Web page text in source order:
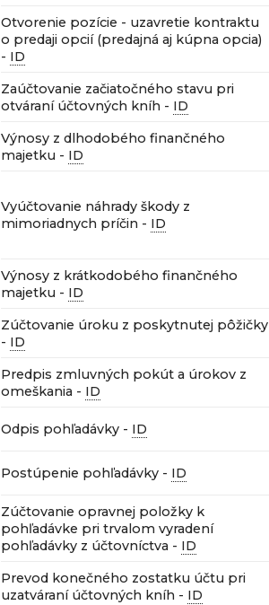
Otvorenie pozície - uzavretie kontraktu
o predaji opcií (predajná aj kúpna opcia)
- ID
Zaúčtovanie začiatočného stavu pri
otváraní účtovných kníh - ID
Výnosy z dlhodobého finančného
majetku - ID
Vyúčtovanie náhrady škody z
mimoriadnych príčin - ID
Výnosy z krátkodobého finančného
majetku - ID
Zúčtovanie úroku z poskytnutej pôžičky
- ID
Predpis zmluvných pokút a úrokov z
omeškania - ID
Odpis pohľadávky - ID
Postúpenie pohľadávky - ID
Zúčtovanie opravnej položky k
pohľadávke pri trvalom vyradení
pohľadávky z účtovníctva - ID
Prevod konečného zostatku účtu pri
uzatváraní účtovných kníh - ID